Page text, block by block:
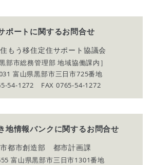
ポートに関するお問合せ
もう移住定住サポート協議会
部市総務管理部 地域協働課内］
富山県黒部市三日市725番地
54-1272 FAX 0765-54-1272
地情報バンクに関するお問合せ
都市創造部 都市計画課
富山県黒部市三日市1301番地